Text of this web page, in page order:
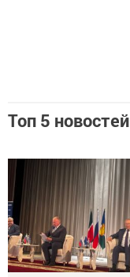
Топ 5 новостей